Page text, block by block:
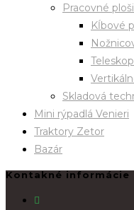
Pracovné
Kĺbové
Skladová
Mini rýpadlá Venieri
Traktory Zetor
Bazár
Kontakné informácie